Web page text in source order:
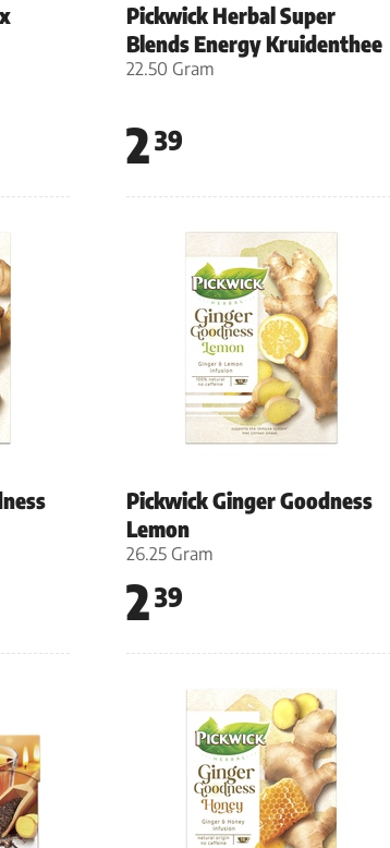
Pickwick Herbal Super
Blends Energy Kruidenthee
22.50 Gram
239
Pickwick Ginger Goodness
Lemon
26.25 Gram
239